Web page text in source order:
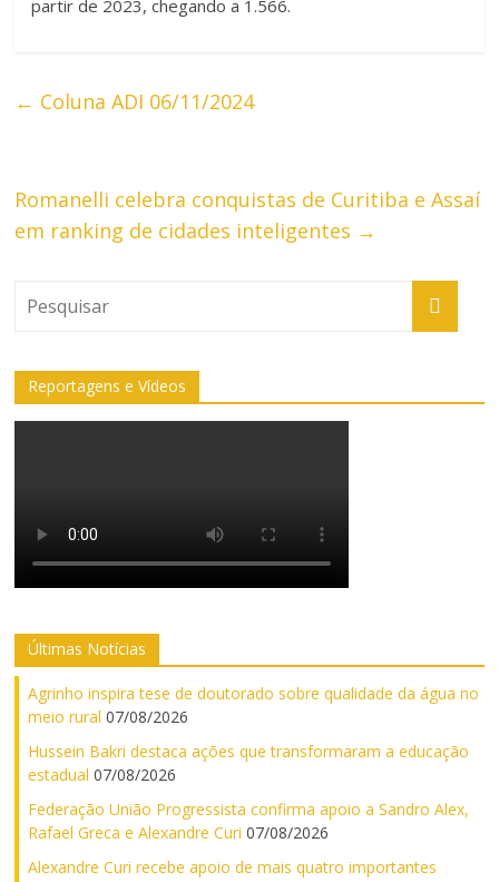
partir de 2023, chegando a 1.566.
← Coluna ADI 06/11/2024
Romanelli celebra conquistas de Curitiba e Assaí
em ranking de cidades inteligentes →
Reportagens e Vídeos
Últimas Notícias
Agrinho inspira tese de doutorado sobre qualidade da água no
meio rural 07/08/2026
Hussein Bakri destaca ações que transformaram a educação
estadual 07/08/2026
Federação União Progressista confirma apoio a Sandro Alex,
Rafael Greca e Alexandre Curi 07/08/2026
Alexandre Curi recebe apoio de mais quatro importantes